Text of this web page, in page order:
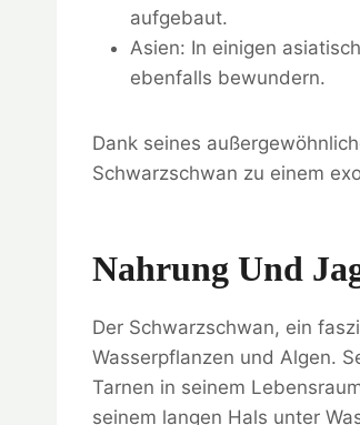
aufgebaut.
Asien: In einigen
ebenfalls bewundern.
Dank seines
Schwarzschwan zu einem
Nahrung Und
Der Schwarzschwan, ein
Wasserpflanzen und Algen.
Tarnen in seinem
seinem langen Hals unter